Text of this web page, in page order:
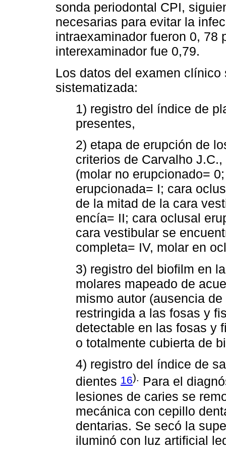
sonda periodontal CPI,
necesarias para evitar la
intraexaminador fueron 0, 78
interexaminador fue 0,79.
Los datos del examen clínico
sistematizada:
1) registro del índice de
presentes,
2) etapa de erupción de
criterios de Carvalho
(molar no erupcionado=
erupcionada= I; cara
de la mitad de la cara
encía= II; cara oclusal
cara vestibular se
completa= IV, molar en
3) registro del biofilm en
molares mapeado de
mismo autor (ausencia
restringida a las fosas y
detectable en las fosas y
o totalmente cubierta de
4) registro del índice de
dientes 16). Para el
lesiones de caries se
mecánica con cepillo
dentarias. Se secó la
iluminó con luz artificial